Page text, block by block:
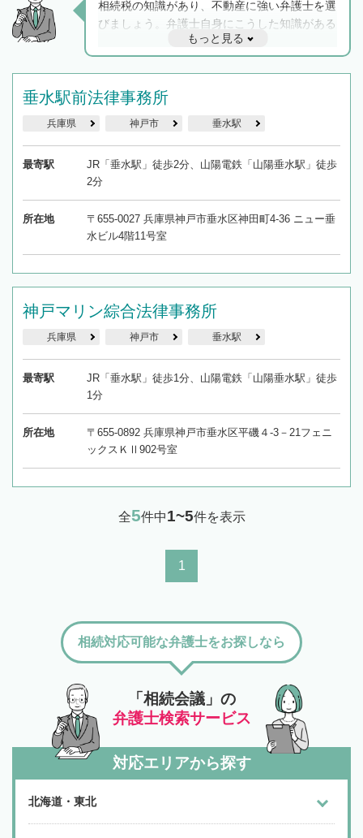
相続税の知識があり、不動産に強い弁護士を選
びましょう。弁護士自身にこうした知識がある
と他士業との連携もスムーズに進み、トラブル
解決のみならず相続をトータルで任せることが
できます。また、相続は感情がからむ分野なの
でフィーリングも重要です。実際に電話や面談
頼をするのがおすすめです。
もっと見る
垂水駅前法律事務所
兵庫県 神戸市 垂水駅
最寄駅
JR「垂水駅」徒歩2分、山陽電鉄「山陽垂水駅」徒歩
2分
所在地
〒655-0027 兵庫県神戸市垂水区神田町4-36 ニュー垂
水ビル4階11号室
神戸マリン綜合法律事務所
兵庫県 神戸市 垂水駅
最寄駅
JR「垂水駅」徒歩1分、山陽電鉄「山陽垂水駅」徒歩
1分
所在地
〒655-0892 兵庫県神戸市垂水区平磯４-3－21フェニ
ックスＫⅡ902号室
全5件中1~5件を表示
1
「相続会議」の
弁護士検索サービス
相続対応可能な弁護士をお探しなら
対応エリアから探す
北海道・東北